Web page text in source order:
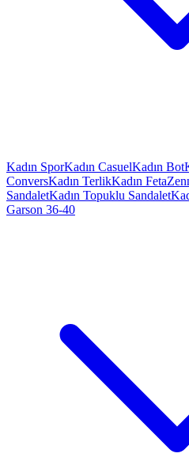
Kadın SporKadın CasuelKadın Bot
ConversKadın TerlikKadın Feta
SandaletKadın Topuklu Sandalet
Garson 36-40